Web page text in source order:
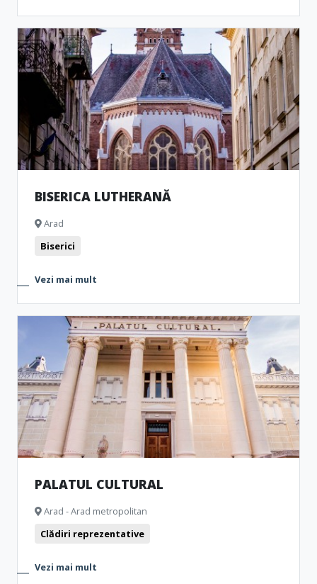
BISERICA LUTHERANĂ
Arad
Biserici
Vezi mai mult
PALATUL CULTURAL
Arad - Arad metropolitan
Clădiri reprezentative
Vezi mai mult